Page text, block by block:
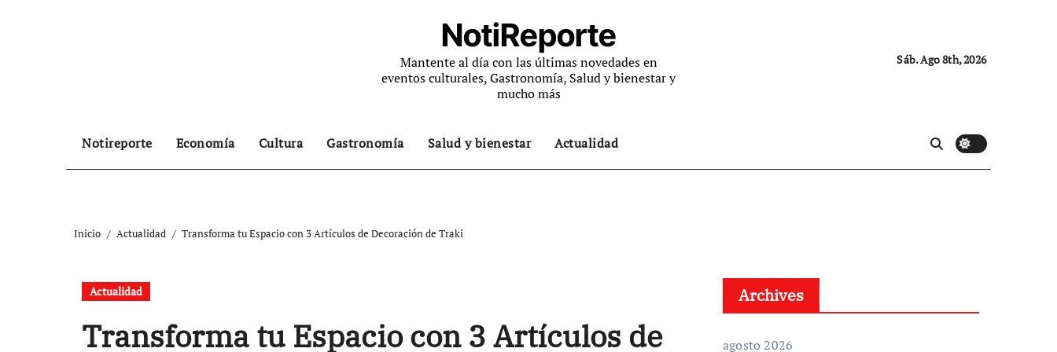
NotiReporte
Mantente al día con las últimas novedades en
eventos culturales, Gastronomía, Salud y bienestar y
mucho más
Sáb. Ago 8th, 2026
Notireporte Economía Cultura Gastronomía Salud y bienestar Actualidad
Inicio Actualidad Transforma tu Espacio con 3 Artículos de Decoración de Traki
Actualidad
Transforma tu Espacio con 3 Artículos de
Archives
agosto 2026